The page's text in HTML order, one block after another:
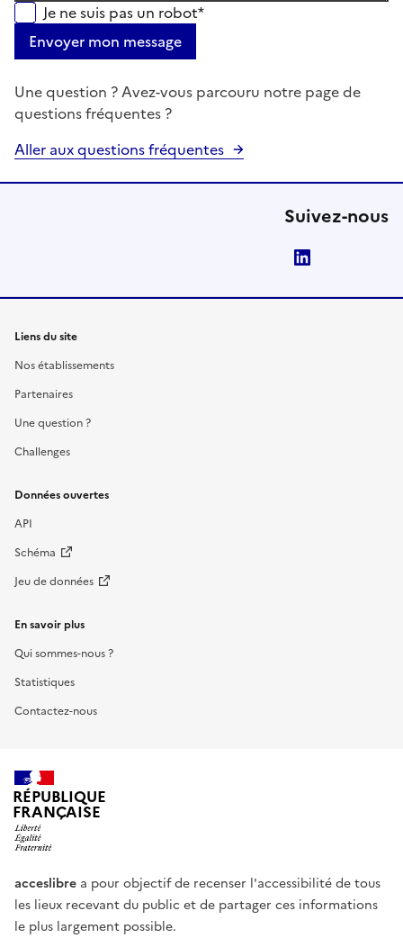
Je ne suis pas un robot*
Envoyer mon message
Une question ? Avez-vous parcouru notre page de
questions fréquentes ?
Aller aux questions fréquentes
Suivez-nous
Liens du site
Nos établissements
Partenaires
Une question ?
Challenges
Données ouvertes
API
Schéma
Jeu de données
En savoir plus
Qui sommes-nous ?
Statistiques
Contactez-nous
RÉPUBLIQUE
FRANÇAISE
acceslibre a pour objectif de recenser l'accessibilité de tous
les lieux recevant du public et de partager ces informations
le plus largement possible.